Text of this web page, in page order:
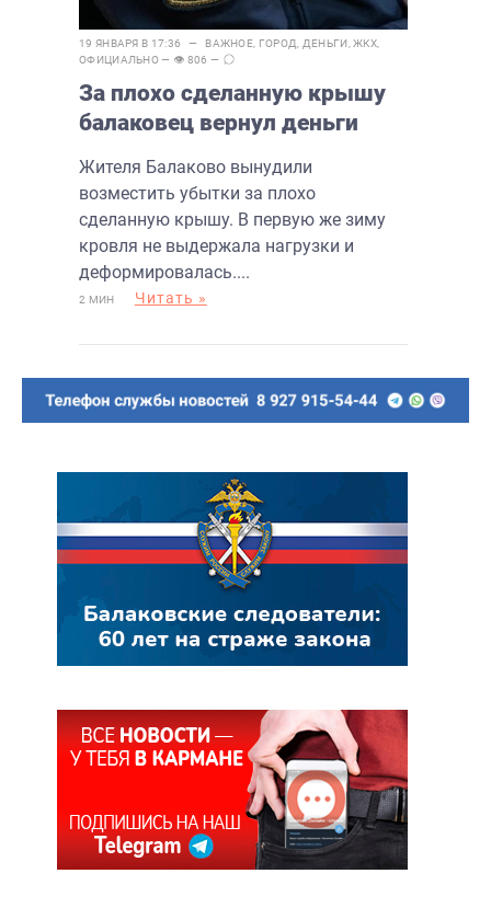
19 ЯНВАРЯ В 17:36 — ВАЖНОЕ ГОРОД ДЕНЬГИ ,ЖКХ
ОФИЦИАЛЬНО— 👁 806 —
За плохо сделанную крышу
балаковец вернул деньги
Жителя Балаково вынудили
возместить убытки за плохо
сделанную крышу. В первую же зиму
кровля не выдержала нагрузки и
деформировалась....
2 МИН Читать »